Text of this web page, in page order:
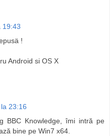
19:43
!
Android si OS X
23:16
BBC Knowledge, îmi intră pe
bine pe Win7 x64.